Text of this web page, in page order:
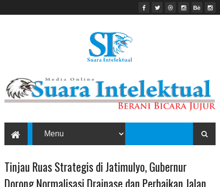
Tinjau Ruas Strategis di Jatimulyo, Gubernur
Dorong Normalisasi Drainase dan Perbaikan Jalan